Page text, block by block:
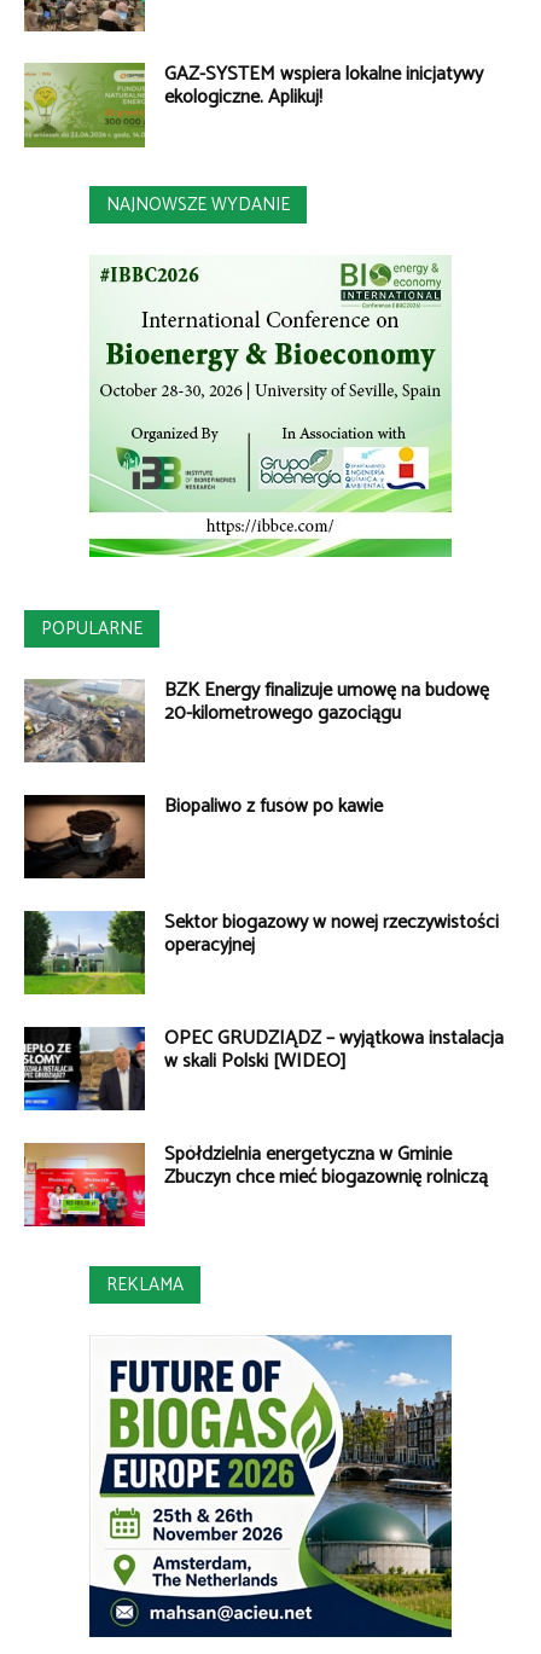
GAZ-SYSTEM wspiera lokalne inicjatywy
ekologiczne. Aplikuj!
NAJNOWSZE WYDANIE
POPULARNE
BZK Energy finalizuje umowę na budowę
20-kilometrowego gazociągu
Biopaliwo z fusów po kawie
Sektor biogazowy w nowej rzeczywistości
operacyjnej
OPEC GRUDZIĄDZ – wyjątkowa instalacja
w skali Polski [WIDEO]
Spółdzielnia energetyczna w Gminie
Zbuczyn chce mieć biogazownię rolniczą
REKLAMA